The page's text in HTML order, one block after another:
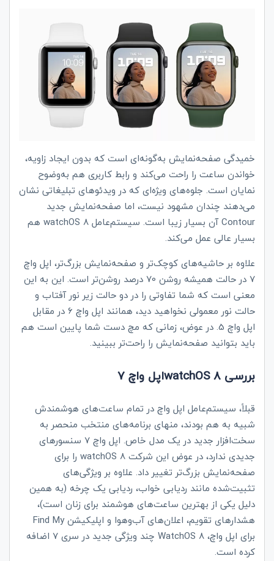
خمیدگی صفحه‌نمایش به‌گونه‌ای است که بدون ایجاد زاویه،
خواندن ساعت را راحت می‌کند و رابط کاربری هم به‌وضوح
نمایان است. جلوه‌های ویژه‌ای که در ویدئوهای تبلیغاتی نشان
می‌دهند چندان مشهود نیست، اما صفحه‌نمایش جدید
Contourآن بسیار زیبا است. سیستم‌عاملwatchOS 8 هم
بسیار عالی عمل می‌کند.
علاوه بر حاشیه‌های کوچک‌تر و صفحه‌نمایش بزرگ‌تر، اپل واچ
7 در حالت همیشه روشن 70 درصد روشن‌تر است. این به این
معنی است که شما تفاوتی را در دو حالت زیر نور آفتاب و
حالت نور معمولی نخواهید دید، همانند اپل واچ 6 در مقابل
اپل واچ 5. در عوض، زمانی که مچ دست شما پایین است هم
باید بتوانید صفحه‌نمایش را راحت‌تر ببینید.
بررسی watchOS 8اپل واچ 7
قبلاً، سیستم‌عامل اپل واچ در تمام ساعت‌های هوشمندش
شبیه به هم بودند، منهای برنامه‌های منتخب منحصر به
سخت‌افزار جدید در یک مدل خاص. اپل واچ 7 سنسورهای
جدیدی ندارد، در عوض این شرکتwatchOS 8 را برای
صفحه‌نمایش بزرگ‌تر تغییر داد. علاوه بر ویژگی‌های
تثبیت‌شده مانند ردیابی خواب، ردیابی یک چرخه (به همین
دلیل یکی از بهترین ساعت‌های هوشمند برای زنان است)،
هشدارهای تقویم، اعلان‌های آب‌وهوا و اپلیکیشنFind My
برای اپل واچ،WatchOS 8
چند ویژگی جدید در سری 7 اضافه
کرده است.